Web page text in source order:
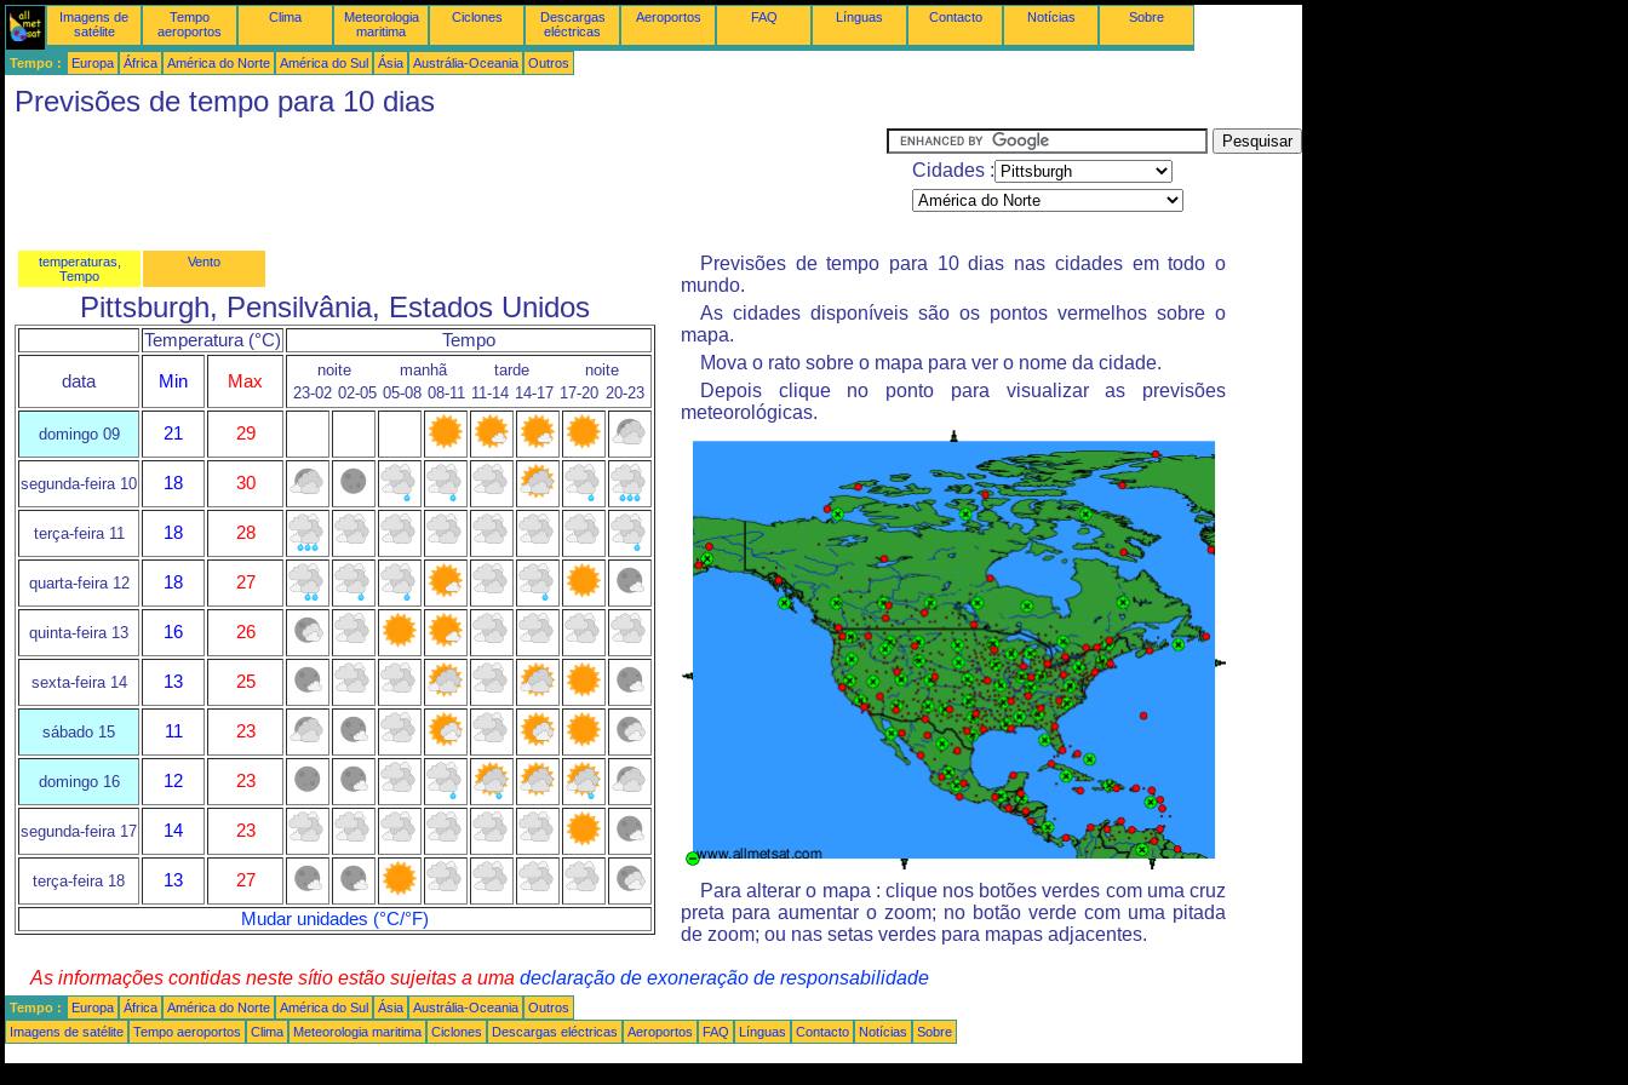
Imagens de
satélite
Tempo
aeroportos
Clima
Meteorologia
maritima
Ciclones
Descargas
eléctricas
Aeroportos FAQ Línguas Contacto Notícias Sobre
Tempo : Europa África América do Norte América do Sul Ásia Austrália-Oceania Outros
Previsões de tempo para 10 dias
Cidades :
temperaturas,
Tempo
Vento
Pittsburgh, Pensilvânia, Estados Unidos
Temperatura (°C) Tempo
data Min Max
noite manhã tarde
noite
23-02 02-05 05-08 08-11 11-14 14-17 17-20 20-23
domingo 09 21 29
segunda-feira 10 18 30
terça-feira 11 18 28
quarta-feira 12 18 27
quinta-feira 13 16 26
sexta-feira 14 13 25
sábado 15 11 23
domingo 16 12 23
segunda-feira 17 14 23
terça-feira 18 13
27
Mudar unidades (°C/°F)
Previsões de tempo para 10 dias nas cidades em todo o
mundo.
As cidades disponíveis são os pontos vermelhos sobre o
mapa.
Mova o rato sobre o mapa para ver o nome da cidade.
Depois clique no ponto para visualizar as previsões
meteorológicas.
Para alterar o mapa : clique nos botões verdes com uma cruz
preta para aumentar o zoom; no botão verde com uma pitada
de zoom; ou nas setas verdes para mapas adjacentes.
As informações contidas neste sítio estão sujeitas a uma declaração de exoneração de responsabilidade
Tempo : Europa África América do Norte América do Sul Ásia Austrália-Oceania
Outros
Imagens de satélite
Tempo aeroportos Clima Meteorologia maritima Ciclones Descargas eléctricas Aeroportos FAQ Línguas Contacto Notícias Sobre